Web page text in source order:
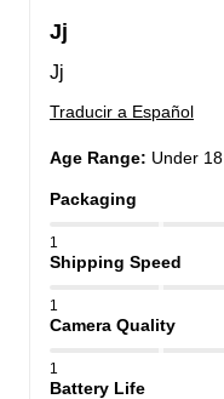
Jj
Jj
Traducir a Español
Age Range: Under 18
Packaging
1
Shipping Speed
1
Camera Quality
1
Battery Life